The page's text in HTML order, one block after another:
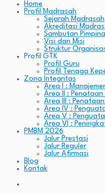
Home
Profil Madrasah
Sejarah Madrasah
Akreditasi
Sambutan
Visi dan Misi
Struktur
Profil GTK
Profil Guru
Profil Tenaga
Zona Integritas
Area I :
Area II :
Area III :
Area IV :
Area V :
Area VI :
PMBM 2026
Jalur Prestasi
Jalur Reguler
Jalur Afirmasi
Blog
Kontak